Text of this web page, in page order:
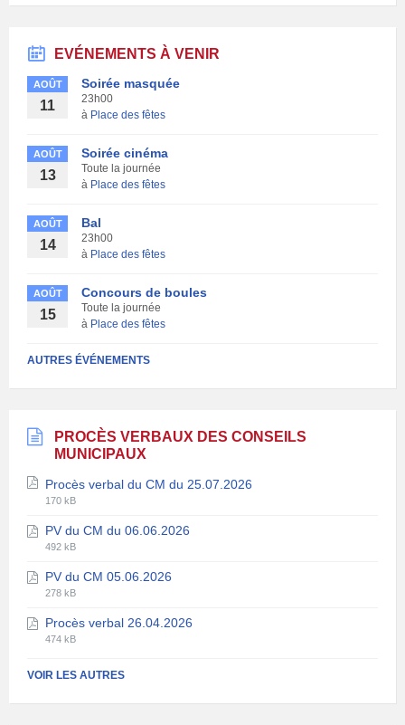
EVÉNEMENTS À VENIR
AOÛT
11
Soirée masquée
23h00
à Place des fêtes
AOÛT
13
Soirée cinéma
Toute la journée
à Place des fêtes
AOÛT
14
Bal
23h00
à Place des fêtes
AOÛT
15
Concours de boules
Toute la journée
à Place des fêtes
AUTRES ÉVÉNEMENTS
PROCÈS VERBAUX DES CONSEILS
MUNICIPAUX
Procès verbal du CM du 25.07.2026
Extension
fichier:
pdf
Taille
fichier:
170 kB
PV du CM du 06.06.2026
Extension
fichier:
pdf
Taille
fichier:
492 kB
PV du CM 05.06.2026
Extension
fichier:
pdf
Taille
fichier:
278 kB
Procès verbal 26.04.2026
Extension
fichier:
Taille
fichier:
474 kB
VOIR LES AUTRES